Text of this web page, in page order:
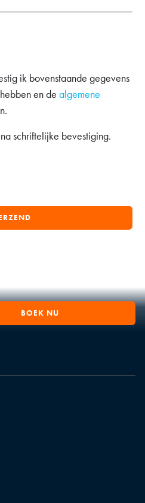
ik bovenstaande gegevens
en de algemene
schriftelijke bevestiging.
BOEK NU